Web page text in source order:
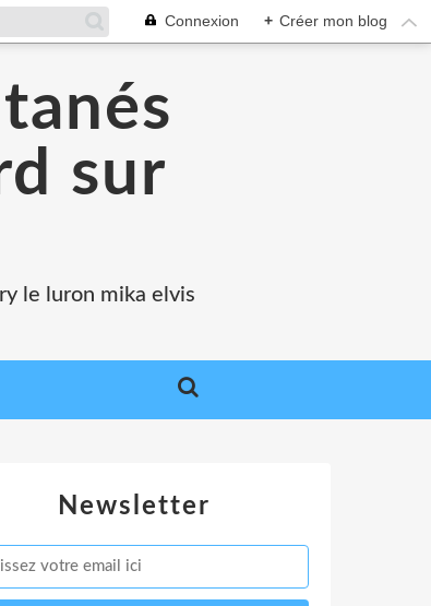
Connexion + Créer mon blog
sur
le luron mika elvis
Newsletter